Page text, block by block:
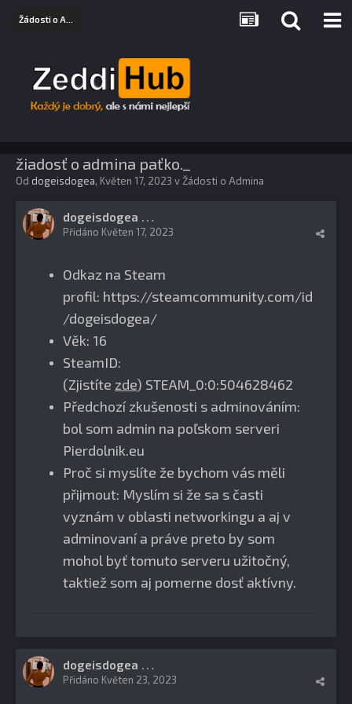
žiadosť o admina paťko._
Od dogeisdogea, Květen 17, 2023 vŽádosti o Admina
dogeisdogea
Přidáno Květen 17, 2023
Odkaz na Steam
profil: https://steamcommunity.com/id
/dogeisdogea/
Věk: 16
SteamID:
(Zjistíte zde) STEAM_0:0:504628462
Předchozí zkušenosti s adminováním:
bol som admin na poľskom serveri
Pierdolnik.eu
Proč si myslíte že bychom vás měli
přijmout: Myslím si že sa s časti
vyznám v oblasti networkingu a aj v
adminovaní a práve preto by som
mohol byť tomuto serveru užitočný,
taktiež som aj pomerne dosť aktívny.
dogeisdogea
Přidáno Květen 23, 2023